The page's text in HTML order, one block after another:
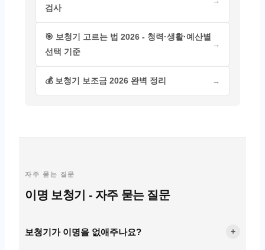
검사
🎯 보청기 고르는 법 2026 - 청력·생활·예산별
선택 기준
💰 보청기 보조금 2026 완벽 정리
자주 묻는 질문
이명 보청기 - 자주 묻는 질문
보청기가 이명을 없애주나요? +